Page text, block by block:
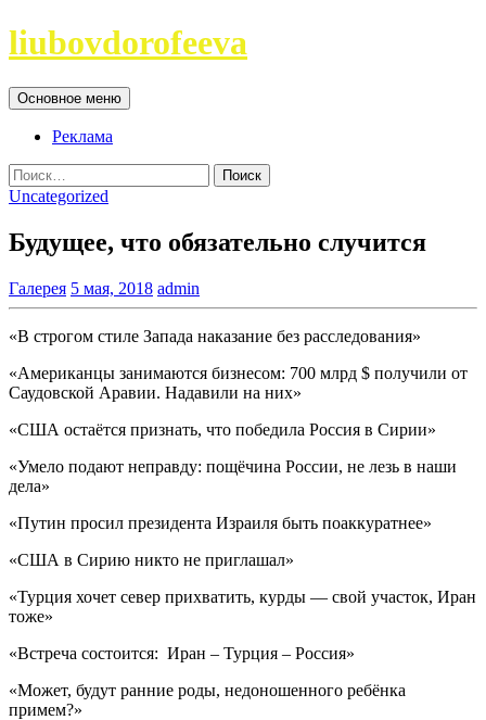
Перейти
к
liubovdorofeeva
Поиск
Основное меню
Реклама
Найти:
Uncategorized
Будущее, что обязательно случится
Галерея 5 мая, 2018 admin
«В строгом стиле Запада наказание без расследования»
«Американцы занимаются бизнесом: 700 млрд $ получили от
Саудовской Аравии. Надавили на них»
«США остаётся признать, что победила Россия в Сирии»
«Умело подают неправду: пощёчина России, не лезь в наши
дела»
«Путин просил президента Израиля быть поаккуратнее»
«США в Сирию никто не приглашал»
«Турция хочет север прихватить, курды — свой участок, Иран
тоже»
«Встреча состоится: Иран – Турция – Россия»
«Может, будут ранние роды, недоношенного ребёнка
примем?»